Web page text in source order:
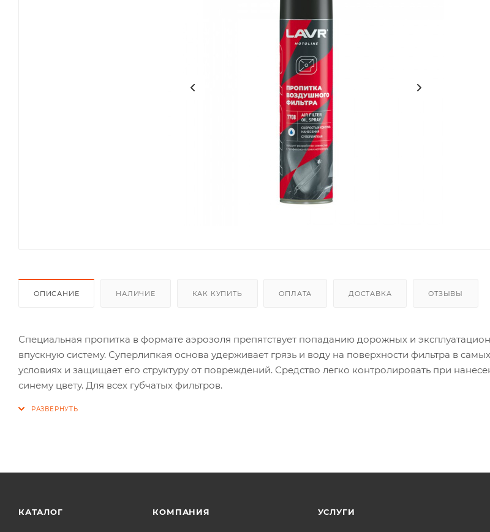
ОПИСАНИЕ НАЛИЧИЕ КАК КУПИТЬ ОПЛАТА ДОСТАВКА ОТЗЫВЫ
Специальная пропитка в формате аэрозоля препятствует попаданию дорожных и
впускную систему. Суперлипкая основа удерживает грязь и воду на поверхности фильтра в
условиях и защищает его структуру от повреждений. Средство легко контролировать при
синему цвету. Для всех губчатых фильтров.
КАТАЛОГ КОМПАНИЯ УСЛУГИ